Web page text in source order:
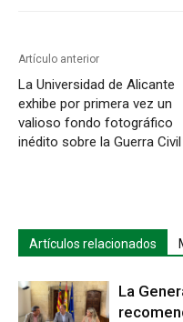
Artículo anterior
La Universidad de Alicante
exhibe por primera vez un
valioso fondo fotográfico
inédito sobre la Guerra Civil
Artículos relacionados
La